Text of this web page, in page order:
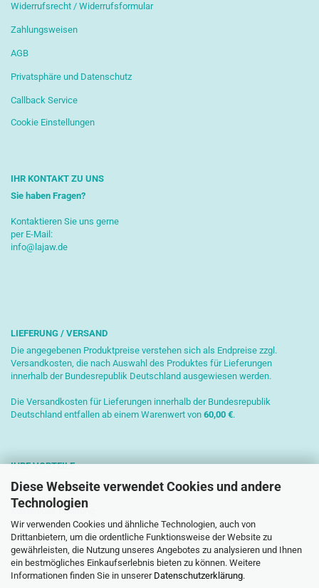
Diese Webseite verwendet Cookies und andere
Technologien
Wir verwenden Cookies und ähnliche Technologien, auch von
Drittanbietern, um die ordentliche Funktionsweise der Website zu
gewährleisten, die Nutzung unseres Angebotes zu analysieren und Ihnen
ein bestmögliches Einkaufserlebnis bieten zu können. Weitere
Informationen finden Sie in unserer Datenschutzerklärung.
Widerrufsrecht / Widerrufsformular
Zahlungsweisen
AGB
Privatsphäre und Datenschutz
Callback Service
Cookie Einstellungen
IHR KONTAKT ZU UNS
Sie haben Fragen?
Kontaktieren Sie uns gerne
per E-Mail:
info@lajaw.de
LIEFERUNG / VERSAND
Die angegebenen Produktpreise verstehen sich als Endpreise zzgl.
Versandkosten, die nach Auswahl des Produktes für Lieferungen
innerhalb der Bundesrepublik Deutschland ausgewiesen werden.
Die Versandkosten für Lieferungen innerhalb der Bundesrepublik
Deutschland entfallen ab einem Warenwert von 60,00 €.
IHRE VORTEILE
Sichere Zahlung mit SSL-Verschlüsselung
Kostenlose Beratung
Schnelle Versendung
Paketversand mit DHL